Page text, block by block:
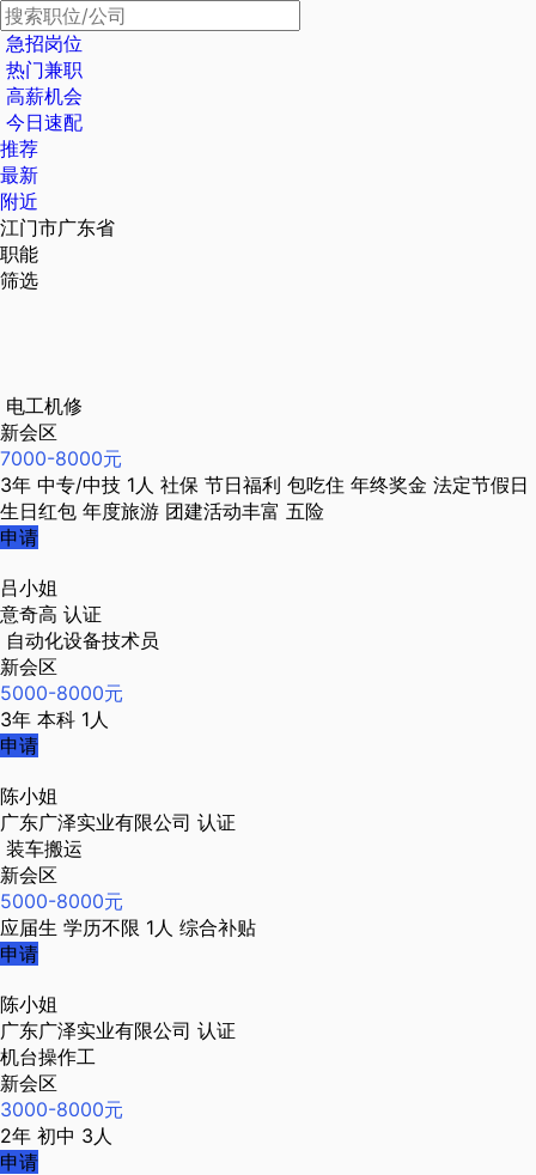
急招岗位
热门兼职
高薪机会
今日速配
推荐
最新
附近
江门市广东省
职能
筛选
电工机修
新会区
7000-8000元
3年 中专/中技 1人 社保 节日福利 包吃住 年终奖金 法定节假日
生日红包 年度旅游 团建活动丰富 五险
申请
吕小姐
意奇高 认证
自动化设备技术员
新会区
5000-8000元
3年 本科 1人
申请
陈小姐
广东广泽实业有限公司 认证
装车搬运
新会区
5000-8000元
应届生 学历不限 1人 综合补贴
申请
陈小姐
广东广泽实业有限公司 认证
机台操作工
新会区
3000-8000元
2年 初中 3人
申请